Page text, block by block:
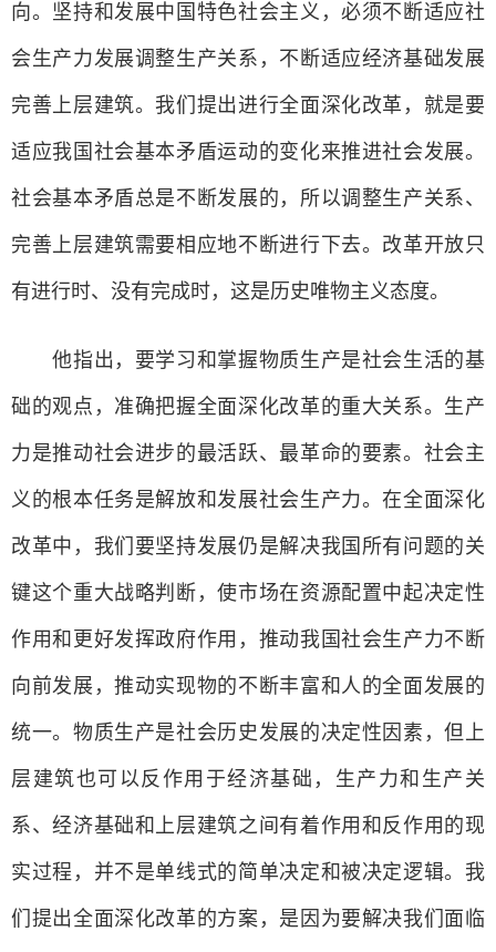
向。坚持和发展中国特色社会主义，必须不断适应社
会生产力发展调整生产关系，不断适应经济基础发展
完善上层建筑。我们提出进行全面深化改革，就是要
适应我国社会基本矛盾运动的变化来推进社会发展。
社会基本矛盾总是不断发展的，所以调整生产关系、
完善上层建筑需要相应地不断进行下去。改革开放只
有进行时、没有完成时，这是历史唯物主义态度。
他指出，要学习和掌握物质生产是社会生活的基
础的观点，准确把握全面深化改革的重大关系。生产
力是推动社会进步的最活跃、最革命的要素。社会主
义的根本任务是解放和发展社会生产力。在全面深化
改革中，我们要坚持发展仍是解决我国所有问题的关
键这个重大战略判断，使市场在资源配置中起决定性
作用和更好发挥政府作用，推动我国社会生产力不断
向前发展，推动实现物的不断丰富和人的全面发展的
统一。物质生产是社会历史发展的决定性因素，但上
层建筑也可以反作用于经济基础，生产力和生产关
系、经济基础和上层建筑之间有着作用和反作用的现
实过程，并不是单线式的简单决定和被决定逻辑。我
们提出全面深化改革的方案，是因为要解决我们面临